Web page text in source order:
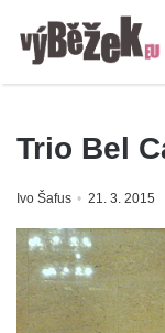
Trio Bel
Ivo Šafus 21. 3. 2015